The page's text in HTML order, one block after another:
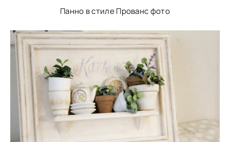
Панно в стиле Прованс фото